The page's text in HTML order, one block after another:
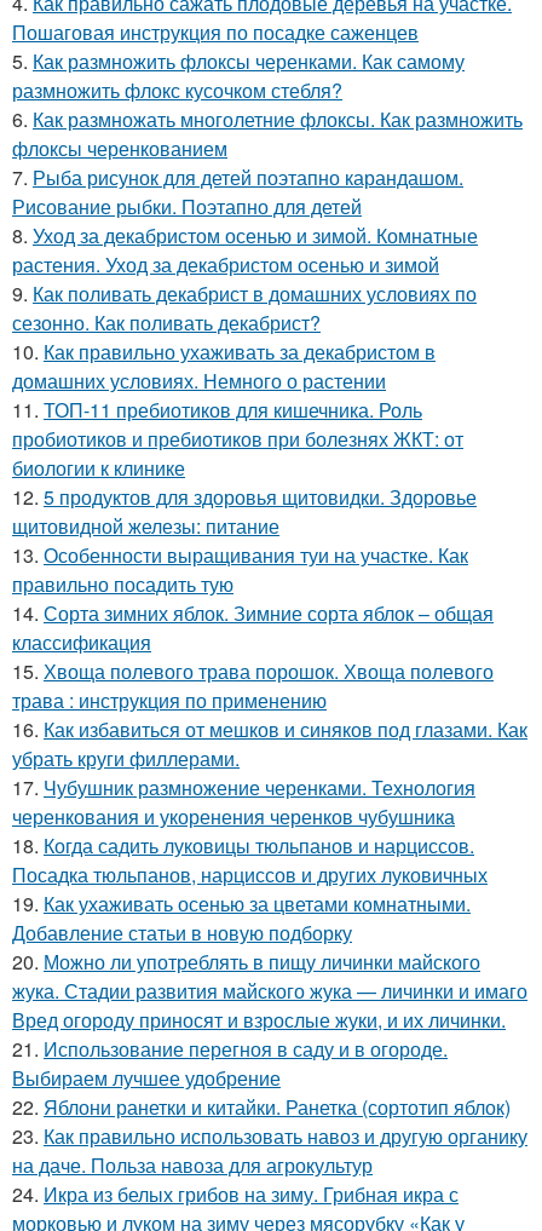
Пошаговая инструкция по посадке саженцев
5. Как размножить флоксы черенками. Как самому
размножить флокс кусочком стебля?
6. Как размножать многолетние флоксы. Как размножить
флоксы черенкованием
7. Рыба рисунок для детей поэтапно карандашом.
Рисование рыбки. Поэтапно для детей
8. Уход за декабристом осенью и зимой. Комнатные
растения. Уход за декабристом осенью и зимой
9. Как поливать декабрист в домашних условиях по
сезонно. Как поливать декабрист?
10. Как правильно ухаживать за декабристом в
домашних условиях. Немного о растении
11. ТОП-11 пребиотиков для кишечника. Роль
пробиотиков и пребиотиков при болезнях ЖКТ: от
биологии к клинике
12. 5 продуктов для здоровья щитовидки. Здоровье
щитовидной железы: питание
13. Особенности выращивания туи на участке. Как
правильно посадить тую
14. Сорта зимних яблок. Зимние сорта яблок – общая
классификация
15. Хвоща полевого трава порошок. Хвоща полевого
трава : инструкция по применению
16. Как избавиться от мешков и синяков под глазами. Как
убрать круги филлерами.
17. Чубушник размножение черенками. Технология
черенкования и укоренения черенков чубушника
18. Когда садить луковицы тюльпанов и нарциссов.
Посадка тюльпанов, нарциссов и других луковичных
19. Как ухаживать осенью за цветами комнатными.
Добавление статьи в новую подборку
20. Можно ли употреблять в пищу личинки майского
жука. Стадии развития майского жука — личинки и имаго
Вред огороду приносят и взрослые жуки, и их личинки.
21. Использование перегноя в саду и в огороде.
Выбираем лучшее удобрение
22. Яблони ранетки и китайки. Ранетка (сортотип яблок)
23. Как правильно использовать навоз и другую органику
на даче. Польза навоза для агрокультур
24. Икра из белых грибов на зиму. Грибная икра с
морковью и луком на зиму через мясорубку «Как у